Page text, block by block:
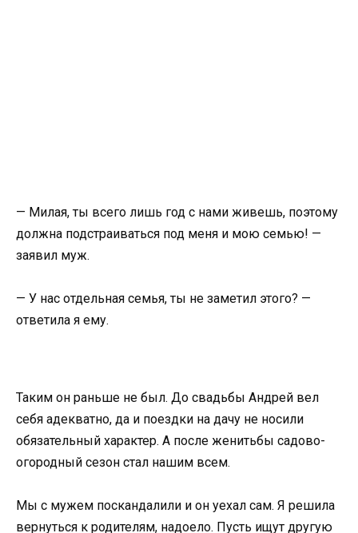
— Милая, ты всего лишь год с нами живешь, поэтому
должна подстраиваться под меня и мою семью! —
заявил муж.
— У нас отдельная семья, ты не заметил этого? —
ответила я ему.
Таким он раньше не был. До свадьбы Андрей вел
себя адекватно, да и поездки на дачу не носили
обязательный характер. А после женитьбы садово-
огородный сезон стал нашим всем.
Мы с мужем поскандалили и он уехал сам. Я решила
вернуться к родителям, надоело. Пусть ищут другую